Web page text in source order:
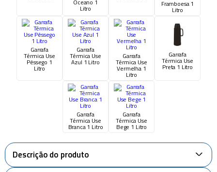
Oceano 1
Litro
Framboesa 1
Litro
Garrafa
Térmica Use
Pêssego 1
Litro
Garrafa
Térmica Use
Azul 1 Litro
Garrafa
Térmica Use
Vermelha 1
Litro
Garrafa
Térmica Use
Preta 1 Litro
Garrafa
Térmica Use
Branca 1 Litro
Garrafa
Térmica Use
Bege 1 Litro
Descrição do produto
+